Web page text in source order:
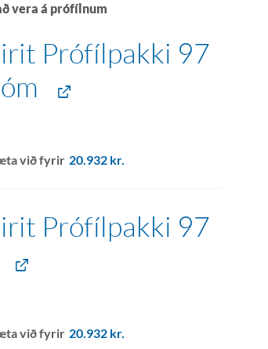
vera á prófílnum
Prófílpakki 97
við fyrir 20.932 kr.
Prófílpakki 97
við fyrir 20.932 kr.